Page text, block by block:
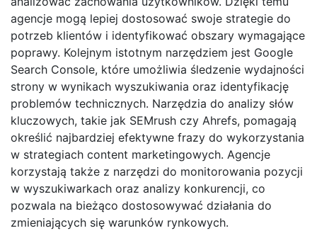
agencje mogą lepiej dostosować swoje strategie do
potrzeb klientów i identyfikować obszary wymagające
poprawy. Kolejnym istotnym narzędziem jest Google
Search Console, które umożliwia śledzenie wydajności
strony w wynikach wyszukiwania oraz identyfikację
problemów technicznych. Narzędzia do analizy słów
kluczowych, takie jak SEMrush czy Ahrefs, pomagają
określić najbardziej efektywne frazy do wykorzystania
w strategiach content marketingowych. Agencje
korzystają także z narzędzi do monitorowania pozycji
w wyszukiwarkach oraz analizy konkurencji, co
pozwala na bieżąco dostosowywać działania do
zmieniających się warunków rynkowych.